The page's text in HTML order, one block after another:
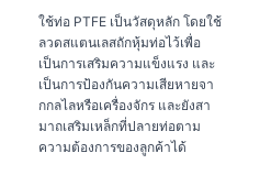
ใช้ท่อ PTFE เป็นวัสดุหลัก โดยใช้
ลวดสแตนเลสถักหุ้มท่อไว้เพื่อ
เป็นการเสริมความแข็งแรง และ
เป็นการป้องกันความเสียหายจา
กกลไลหรือเครื่องจักร และยังสา
มาถเสริมเหล็กที่ปลายท่อตาม
ความต้องการของลูกค้าได้